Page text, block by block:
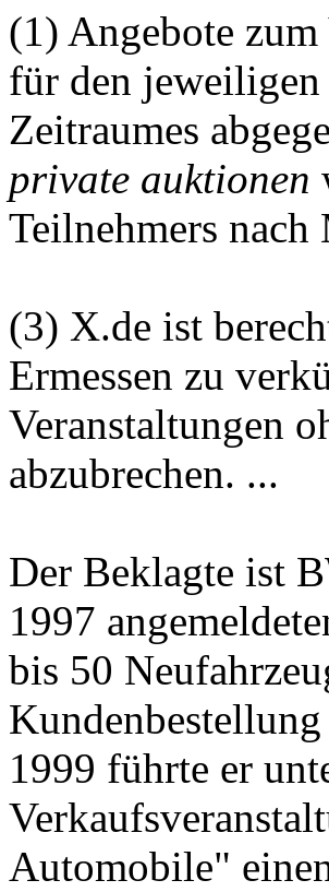
(1) Angebote
für den jeweiligen
Zeitraumes
private auktionen
Teilnehmers
(3) X.de ist
Ermessen zu
Veranstaltungen
abzubrechen. ...
Der Beklagte ist
1997
bis 50
1999 führte er
Automobile"